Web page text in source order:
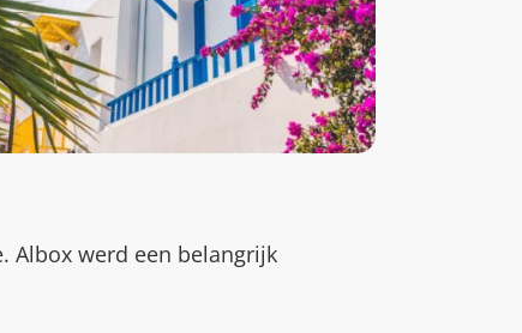
Albox werd een belangrijk